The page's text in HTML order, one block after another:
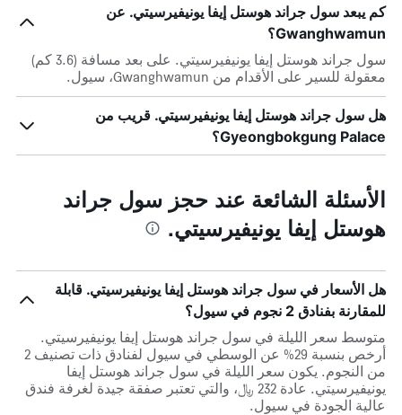
كم يبعد سول جراند هوستل إيفا يونيفيرسيتي. عن
Gwanghwamun؟
سول جراند هوستل إيفا يونيفيرسيتي. على بعد مسافة (3.6 كم)
معقولة للسير على الأقدام من Gwanghwamun، سيول.
هل سول جراند هوستل إيفا يونيفيرسيتي. قريب من
Gyeongbokgung Palace؟
الأسئلة الشائعة عند حجز سول جراند
هوستل إيفا يونيفيرسيتي.
هل الأسعار في سول جراند هوستل إيفا يونيفيرسيتي. قابلة
للمقارنة بفنادق 2 نجوم في سيول؟
متوسط سعر الليلة في سول جراند هوستل إيفا يونيفيرسيتي.
أرخص بنسبة 29% عن الوسطي في سيول لفنادق ذات تصنيف 2
من النجوم. يكون سعر الليلة في سول جراند هوستل إيفا
يونيفيرسيتي. عادة 232 ﷼، والتي تعتبر صفقة جيدة لغرفة فندق
عالية الجودة في سيول.